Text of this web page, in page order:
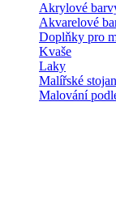
Akrylové
Akvarelové
Doplňky pro
Kvaše
Laky
Malířské
Malování